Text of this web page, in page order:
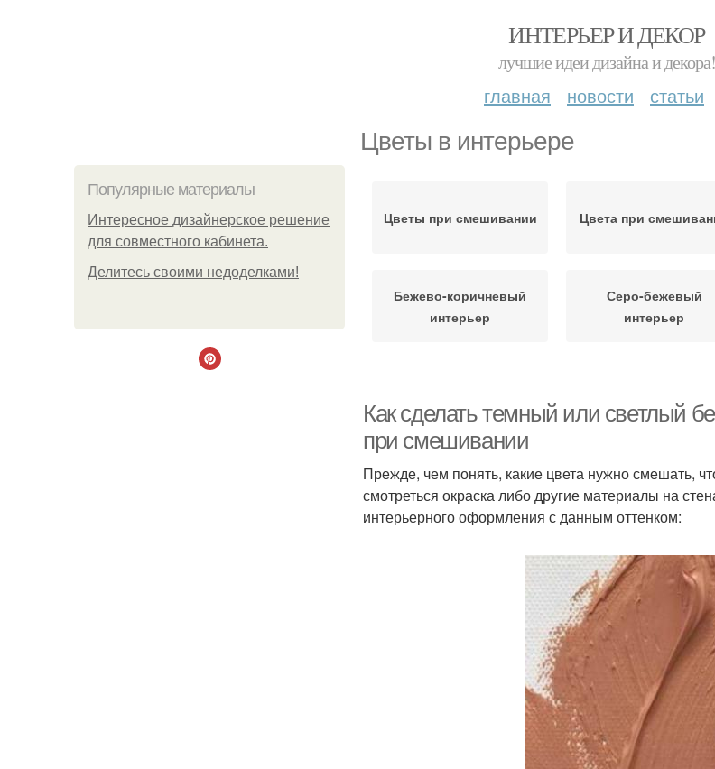
ИНТЕРЬЕР И ДЕКОР
лучшие идеи дизайна и декора!
главная новости статьи
Цветы в интерьере
Популярные материалы
Интересное дизайнерское решение
для совместного кабинета.
Делитесь своими недоделками!
Цветы при смешивании Цвета при
Бежево-коричневый
интерьер
Серо-бежевый
интерьер
Отдельные цвета
Фактуры для
интерьеров
Цвета в интерьере
Цвета на восприятие Модные цветы
Диван в бежевом
интерьере
Как сделать темный или светлый
при смешивании
Прежде, чем понять, какие цвета нужно смешать,
смотреться окраска либо другие материалы на
интерьерного оформления с данным оттенком: